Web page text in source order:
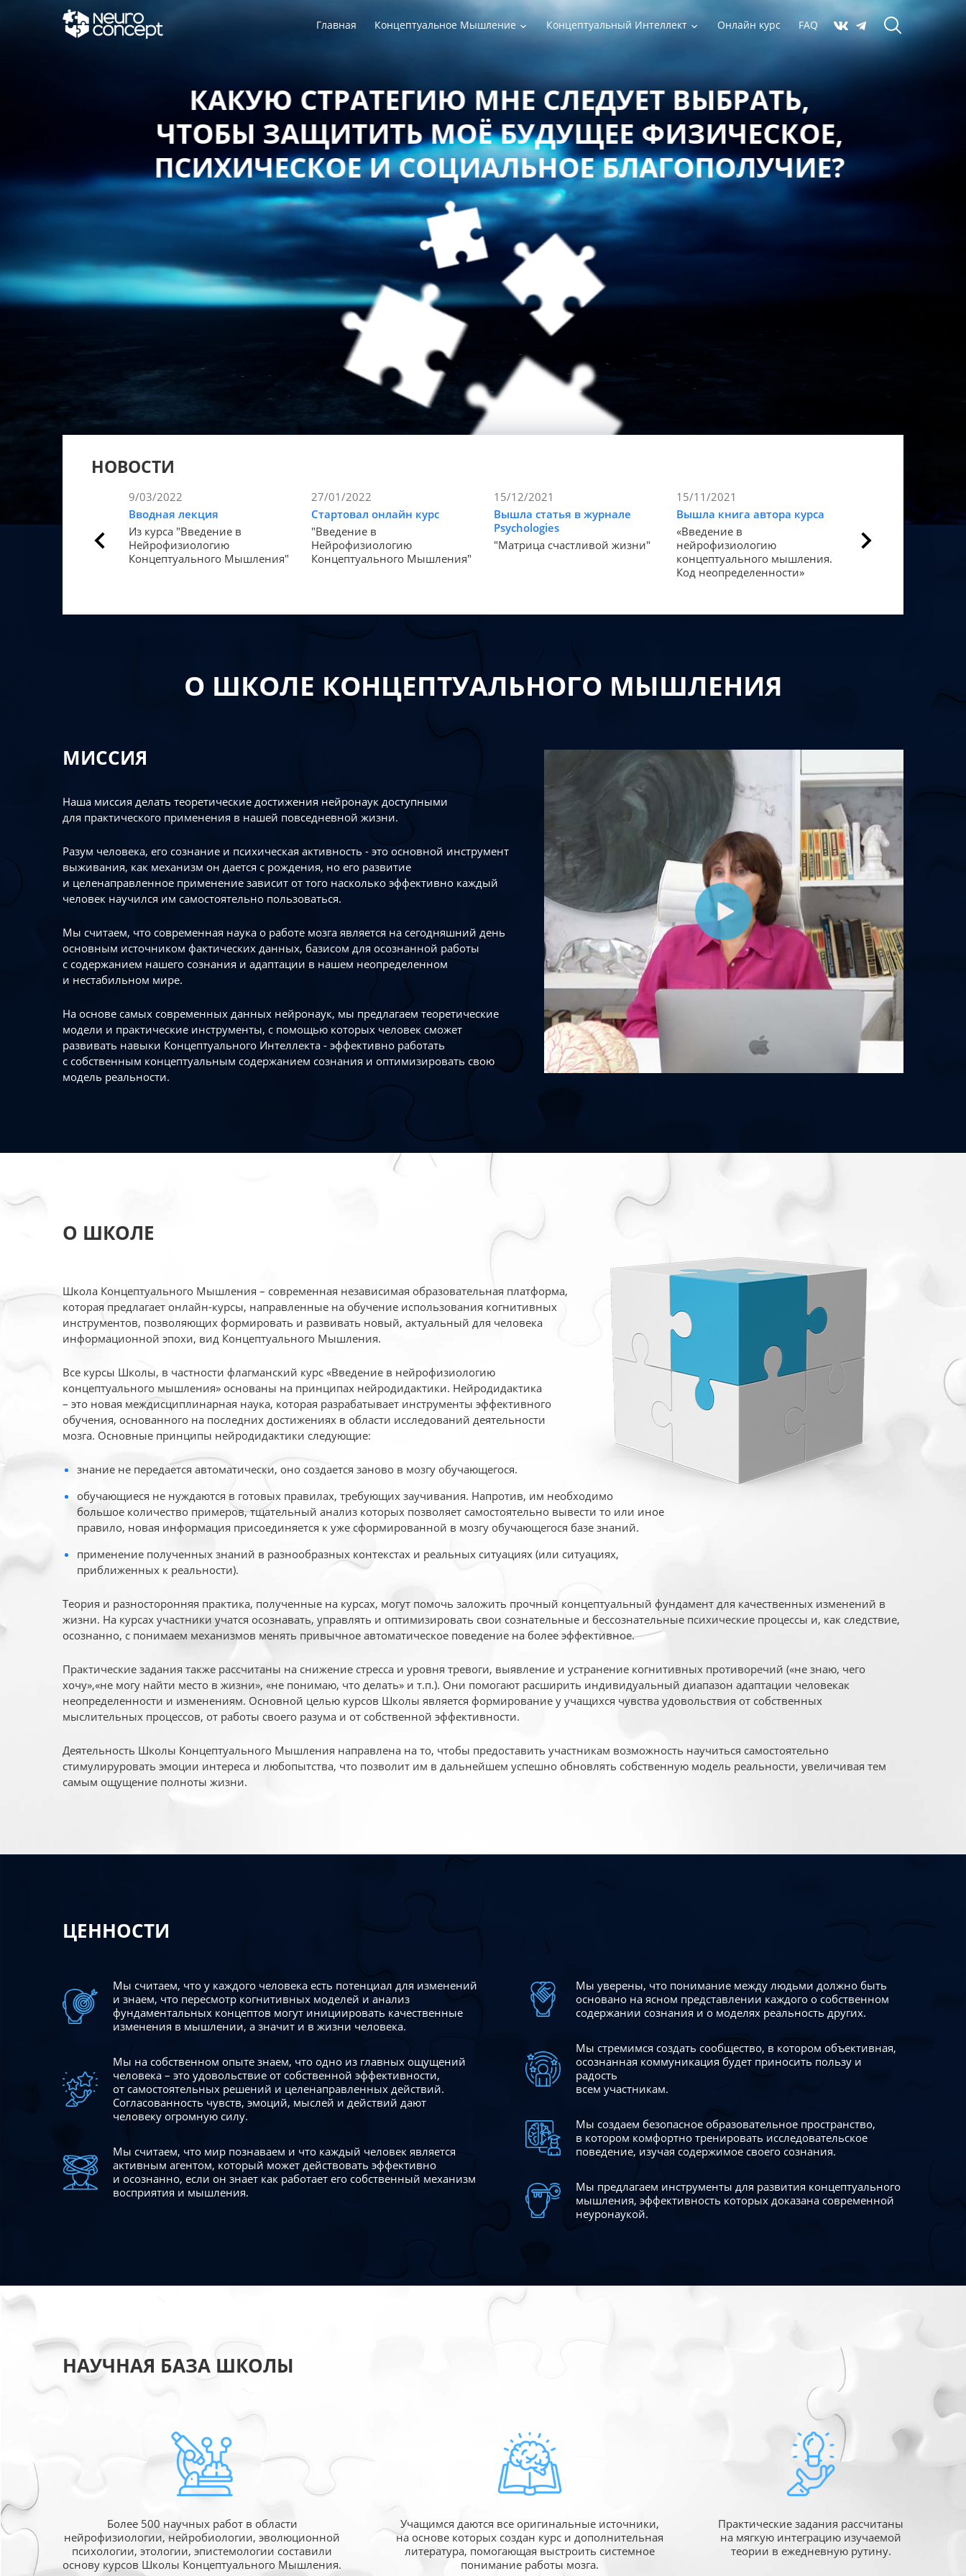
Главная Концептуальное Мышление Концептуальный Интеллект Онлайн курс FAQ
КАКУЮ СТРАТЕГИЮ МНЕ СЛЕДУЕТ ВЫБРАТЬ,
ЧТОБЫ ЗАЩИТИТЬ МОЁ БУДУЩЕЕ ФИЗИЧЕСКОЕ,
ПСИХИЧЕСКОЕ И СОЦИАЛЬНОЕ БЛАГОПОЛУЧИЕ?
НОВОСТИ
9/03/2022
Вводная лекция
Из курса "Введение в
Нейрофизиологию
Концептуального Мышления"
27/01/2022
Стартовал онлайн курс
"Введение в
Нейрофизиологию
Концептуального Мышления"
15/12/2021
Вышла статья в журнале
Psychologies
"Матрица счастливой жизни"
15/11/2021
Вышла книга автора курса
«Введение в
нейрофизиологию
концептуального мышления.
Код неопределенности»
Статья в Forbes
Как мозг
«счастье».
О ШКОЛЕ КОНЦЕПТУАЛЬНОГО МЫШЛЕНИЯ
МИССИЯ
Наша миссия делать теоретические достижения нейронаук доступными
для практического применения в нашей повседневной жизни.
Разум человека, его сознание и психическая активность - это основной инструмент
выживания, как механизм он дается с рождения, но его развитие
и целенаправленное применение зависит от того насколько эффективно каждый
человек научился им самостоятельно пользоваться.
Мы считаем, что современная наука о работе мозга является на сегодняшний день
основным источником фактических данных, базисом для осознанной работы
с содержанием нашего сознания и адаптации в нашем неопределенном
и нестабильном мире.
На основе самых современных данных нейронаук, мы предлагаем теоретические
модели и практические инструменты, с помощью которых человек сможет
развивать навыки Концептуального Интеллекта - эффективно работать
с собственным концептуальным содержанием сознания и оптимизировать свою
модель реальности.
О ШКОЛЕ
Школа Концептуального Мышления – современная независимая образовательная платформа,
которая предлагает онлайн-курсы, направленные на обучение использования когнитивных
инструментов, позволяющих формировать и развивать новый, актуальный для человека
информационной эпохи, вид Концептуального Мышления.
Все курсы Школы, в частности флагманский курс «Введение в нейрофизиологию
концептуального мышления» основаны на принципах нейродидактики. Нейродидактика
– это новая междисциплинарная наука, которая разрабатывает инструменты эффективного
обучения, основанного на последних достижениях в области исследований деятельности
мозга. Основные принципы нейродидактики следующие:
знание не передается автоматически, оно создается заново в мозгу обучающегося.
обучающиеся не нуждаются в готовых правилах, требующих заучивания. Напротив, им необходимо
большое количество примеров, тщательный анализ которых позволяет самостоятельно вывести то или иное
правило, новая информация присоединяется к уже сформированной в мозгу обучающегося базе знаний.
применение полученных знаний в разнообразных контекстах и реальных ситуациях (или ситуациях,
приближенных к реальности).
Теория и разносторонняя практика, полученные на курсах, могут помочь заложить прочный концептуальный фундамент для качественных изменений в
жизни. На курсах участники учатся осознавать, управлять и оптимизировать свои сознательные и бессознательные психические процессы и, как следствие,
осознанно, с понимаем механизмов менять привычное автоматическое поведение на более эффективное.
Практические задания также рассчитаны на снижение стресса и уровня тревоги, выявление и устранение когнитивных противоречий («не знаю, чего
хочу»,«не могу найти место в жизни», «не понимаю, что делать» и т.п.). Они помогают расширить индивидуальный диапазон адаптации человекак
неопределенности и изменениям. Основной целью курсов Школы является формирование у учащихся чувства удовольствия от собственных
мыслительных процессов, от работы своего разума и от собственной эффективности.
Деятельность Школы Концептуального Мышления направлена на то, чтобы предоставить участникам возможность научиться самостоятельно
стимулируровать эмоции интереса и любопытства, что позволит им в дальнейшем успешно обновлять собственную модель реальности, увеличивая тем
самым ощущение полноты жизни.
ЦЕННОСТИ
Мы считаем, что у каждого человека есть потенциал для изменений
и знаем, что пересмотр когнитивных моделей и анализ
фундаментальных концептов могут инициировать качественные
изменения в мышлении, а значит и в жизни человека.
Мы на собственном опыте знаем, что одно из главных ощущений
человека – это удовольствие от собственной эффективности,
от самостоятельных решений и целенаправленных действий.
Согласованность чувств, эмоций, мыслей и действий дают
человеку огромную силу.
Мы считаем, что мир познаваем и что каждый человек является
активным агентом, который может действовать эффективно
и осознанно, если он знает как работает его собственный механизм
восприятия и мышления.
Мы уверены, что понимание между людьми должно быть
основано на ясном представлении каждого о собственном
содержании сознания и о моделях реальность других.
Мы стремимся создать сообщество, в котором объективная,
осознанная коммуникация будет приносить пользу и
радость
всем участникам.
Мы создаем безопасное образовательное пространство,
в котором комфортно тренировать исследовательское
поведение, изучая содержимое своего сознания.
Мы предлагаем инструменты для развития концептуального
мышления, эффективность которых доказана современной
неуронаукой.
НАУЧНАЯ БАЗА ШКОЛЫ
Более 500 научных работ в области
нейрофизиологии, нейробиологии, эволюционной
психологии, этологии, эпистемологии составили
основу курсов Школы Концептуального Мышления.
Учащимся даются все оригинальные источники,
на основе которых создан курс и дополнительная
литература, помогающая выстроить системное
понимание работы мозга.
Практические задания рассчитаны
на мягкую интеграцию изучаемой
теории в ежедневную рутину.